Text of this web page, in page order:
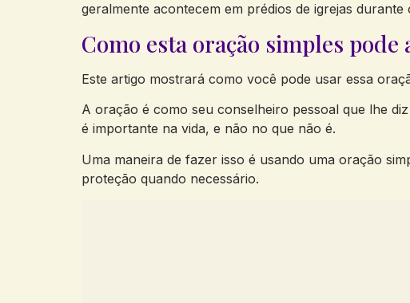
geralmente acontecem em prédios de igrejas durante
Como esta oração simples
Este artigo mostrará como você pode usar essa
A oração é como seu conselheiro pessoal que lhe
é importante na vida, e não no que não é.
Uma maneira de fazer isso é usando uma oração
proteção quando necessário.